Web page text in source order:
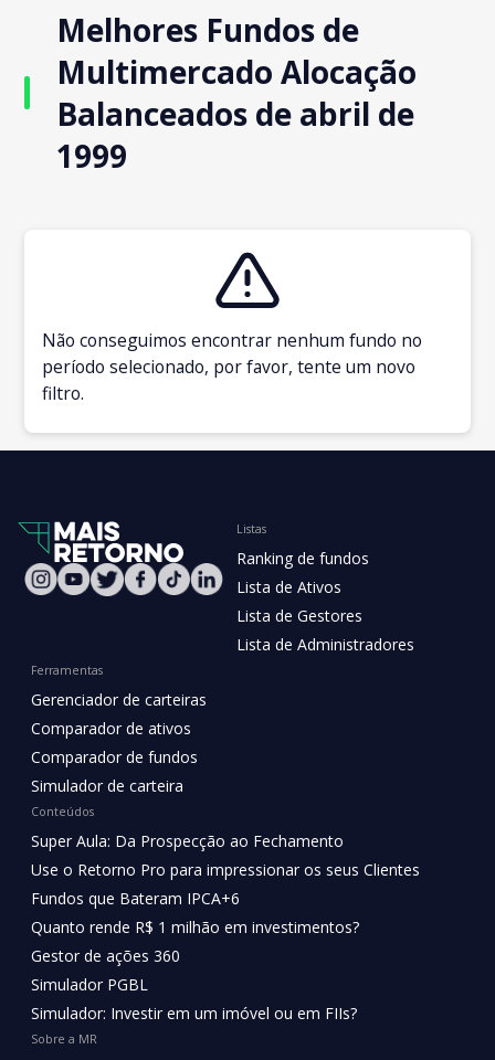
Melhores Fundos de
Multimercado Alocação
Balanceados de abril de
1999
Não conseguimos encontrar nenhum fundo no
período selecionado, por favor, tente um novo
filtro.
Listas
Ranking de fundos
Lista de Ativos
Lista de Gestores
Lista de Administradores
Ferramentas
Gerenciador de carteiras
Comparador de ativos
Comparador de fundos
Simulador de carteira
Conteúdos
Super Aula: Da Prospecção ao Fechamento
Use o Retorno Pro para impressionar os seus Clientes
Fundos que Bateram IPCA+6
Quanto rende R$ 1 milhão em investimentos?
Gestor de ações 360
Simulador PGBL
Simulador: Investir em um imóvel ou em FIIs?
Sobre a MR